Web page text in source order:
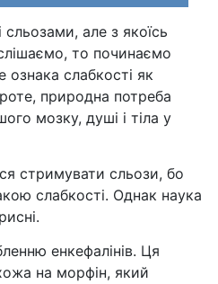
але з якоїсь
то починаємо
слабкості як
природна потреба
мозку, душі і тіла у
стримувати сльози, бо
слабкості. Однак наука
енкефалінів. Ця
на морфін, який